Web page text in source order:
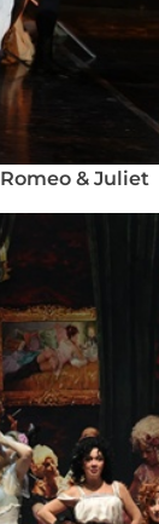
Romeo & Juliet